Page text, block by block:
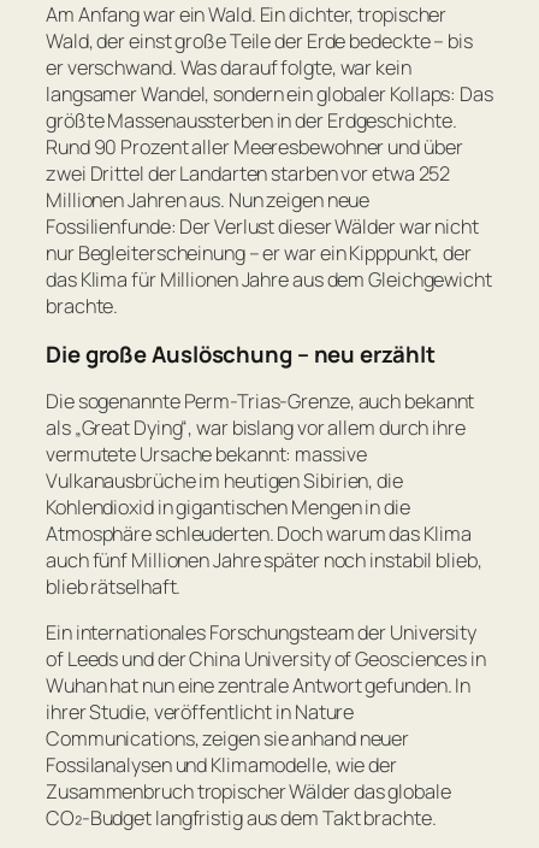
Am Anfang war ein Wald. Ein dichter, tropischer
Wald, der einst große Teile der Erde bedeckte – bis
er verschwand. Was darauf folgte, war kein
langsamer Wandel, sondern ein globaler Kollaps: Das
größte Massenaussterben in der Erdgeschichte.
Rund 90 Prozent aller Meeresbewohner und über
zwei Drittel der Landarten starben vor etwa 252
Millionen Jahren aus. Nun zeigen neue
Fossilienfunde: Der Verlust dieser Wälder war nicht
nur Begleiterscheinung – er war ein Kipppunkt, der
das Klima für Millionen Jahre aus dem Gleichgewicht
brachte.
Die große Auslöschung – neu erzählt
Die sogenannte Perm-Trias-Grenze, auch bekannt
als „Great Dying“, war bislang vor allem durch ihre
vermutete Ursache bekannt: massive
Vulkanausbrüche im heutigen Sibirien, die
Kohlendioxid in gigantischen Mengen in die
Atmosphäre schleuderten. Doch warum das Klima
auch fünf Millionen Jahre später noch instabil blieb,
blieb rätselhaft.
Ein internationales Forschungsteam der University
of Leeds und der China University of Geosciences in
Wuhan hat nun eine zentrale Antwort gefunden. In
ihrer Studie, veröffentlicht inNature
Communications, zeigen sie anhand neuer
Fossilanalysen und Klimamodelle, wie der
Zusammenbruch tropischer Wälder das globale
CO₂-Budget langfristig aus dem Takt brachte.